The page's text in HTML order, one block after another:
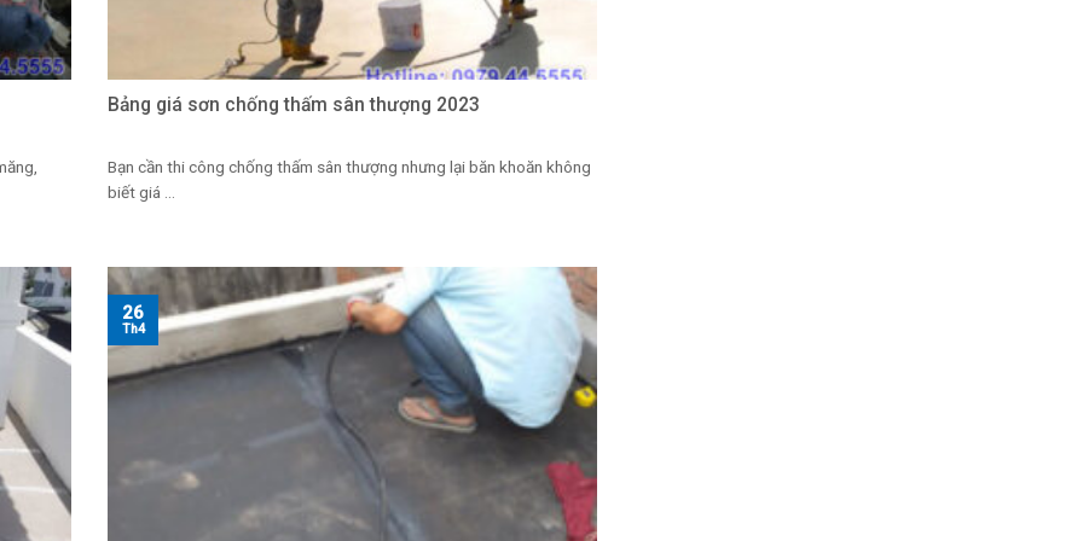
Bảng giá sơn chống thấm sân thượng 2023
Bạn cần thi công chống thấm sân thượng nhưng lại băn khoăn không
biết giá ...
26
Th4